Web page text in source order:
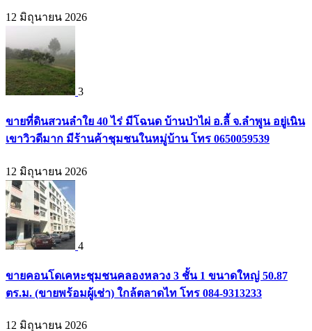
12 มิถุนายน 2026
3
ขายที่ดินสวนลำใย 40 ไร่ มีโฉนด บ้านป่าไผ่ อ.ลี้ จ.ลำพูน อยู่เนิน
เขาวิวดีมาก มีร้านค้าชุมชนในหมู่บ้าน โทร 0650059539
12 มิถุนายน 2026
4
ขายคอนโดเคหะชุมชนคลองหลวง 3 ชั้น 1 ขนาดใหญ่ 50.87
ตร.ม. (ขายพร้อมผู้เช่า) ใกล้ตลาดไท โทร 084-9313233
12 มิถุนายน 2026